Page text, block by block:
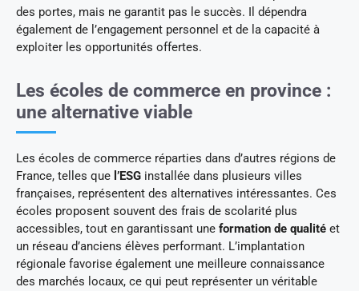
des portes, mais ne garantit pas le succès. Il dépendra
également de l’engagement personnel et de la capacité à
exploiter les opportunités offertes.
Les écoles de commerce en province :
une alternative viable
Les écoles de commerce réparties dans d’autres régions de
France, telles que l’ESG installée dans plusieurs villes
françaises, représentent des alternatives intéressantes. Ces
écoles proposent souvent des frais de scolarité plus
accessibles, tout en garantissant une formation de qualité et
un réseau d’anciens élèves performant. L’implantation
régionale favorise également une meilleure connaissance
des marchés locaux, ce qui peut représenter un véritable